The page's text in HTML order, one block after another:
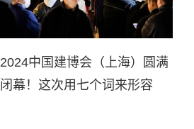
2024中国建博会（上海）圆满
闭幕！这次用七个词来形容